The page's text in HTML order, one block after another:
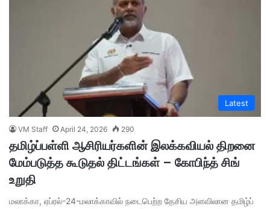
Latest
VM Staff April 24, 2026 290
தமிழ்ப்பள்ளி ஆசிரியர்களின் இலக்கவியல் திறனை
மேம்படுத்த கூடுதல் திட்டங்கள் – கோபிந்த் சிங்
உறுதி
மலாக்கா, ஏப்ரல்-24-மலாக்காவில் நடைபெற்ற தேசிய அளவிலான தமிழ்ப்